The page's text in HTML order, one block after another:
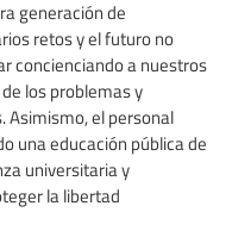
generación de
retos y el futuro no
concienciando a nuestros
los problemas y
Asimismo, el personal
una educación pública de
universitaria y
la libertad